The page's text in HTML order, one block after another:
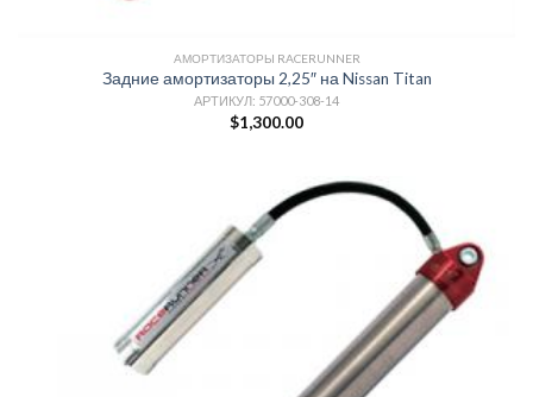
АМОРТИЗАТОРЫ RACERUNNER
Задние амортизаторы 2,25″ на Nissan Titan
АРТИКУЛ: 57000-308-14
$1,300.00